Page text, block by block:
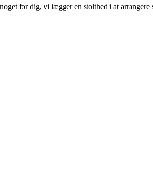
for dig, vi lægger en stolthed i at